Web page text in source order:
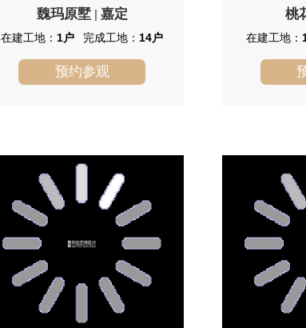
魏玛原墅
镇”率先启动的第一镇，德国风貌的低密
度住宅。安亭新镇占地面积约5平方公
里，其中一期占地约2.5平方公里，总建
筑面积达106万平方米。
魏玛原墅| 嘉定
在建工地： 1户 完成工地： 14户
预约参观
为景瑞物业。
桃
在建工地：